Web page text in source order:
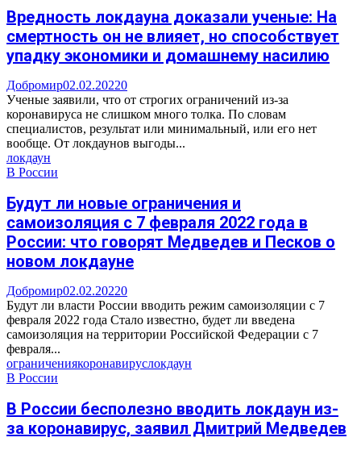
Вредность локдауна доказали ученые: На
смертность он не влияет, но способствует
упадку экономики и домашнему насилию
Добромир02.02.20220
Ученые заявили, что от строгих ограничений из-за
коронавируса не слишком много толка. По словам
специалистов, результат или минимальный, или его нет
вообще. От локдаунов выгоды...
локдаун
В России
Будут ли новые ограничения и
самоизоляция с 7 февраля 2022 года в
России: что говорят Медведев и Песков о
новом локдауне
Добромир02.02.20220
Будут ли власти России вводить режим самоизоляции с 7
февраля 2022 года Стало известно, будет ли введена
самоизоляция на территории Российской Федерации с 7
февраля...
ограничениякоронавируслокдаун
В России
В России бесполезно вводить локдаун из-
за коронавирус, заявил Дмитрий Медведев